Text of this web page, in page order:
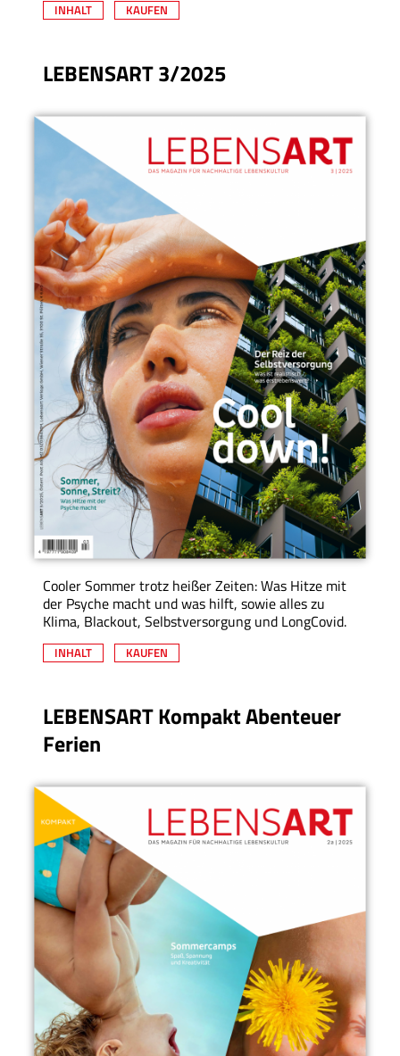
INHALT KAUFEN
LEBENSART 3/2025
Cooler Sommer trotz heißer Zeiten: Was Hitze mit
der Psyche macht und was hilft, sowie alles zu
Klima, Blackout, Selbstversorgung und LongCovid.
INHALT KAUFEN
LEBENSART Kompakt Abenteuer
Ferien